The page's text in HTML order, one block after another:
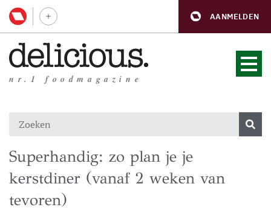
AANMELDEN
nr.1 foodmagazine
Superhandig: zo plan je je
kerstdiner (vanaf 2 weken van
tevoren)